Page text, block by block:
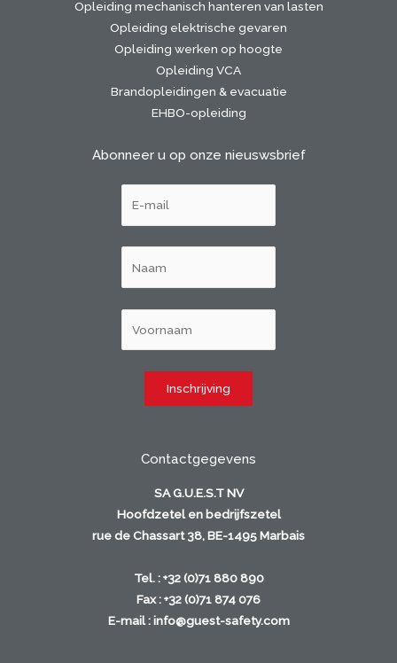
Opleiding mechanisch hanteren van lasten
Opleiding elektrische gevaren
Opleiding werken op hoogte
Opleiding VCA
Brandopleidingen & evacuatie
EHBO-opleiding
Abonneer u op onze nieuswsbrief
Contactgegevens
SA G.U.E.S.T NV
Hoofdzetel en bedrijfszetel
rue de Chassart 38, BE-1495 Marbais
Tel. : +32 (0)71 880 890
Fax : +32 (0)71 874 076
E-mail :info@guest-safety.com